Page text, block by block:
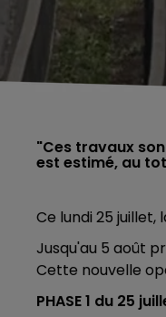
"Ces travaux
est estimé, au
Ce lundi 25
Jusqu'au 5 août
Cette nouvelle
PHASE 1 du 25